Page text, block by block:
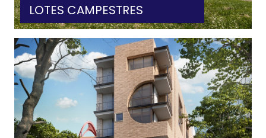
LOTES CAMPESTRES
VER MÁS